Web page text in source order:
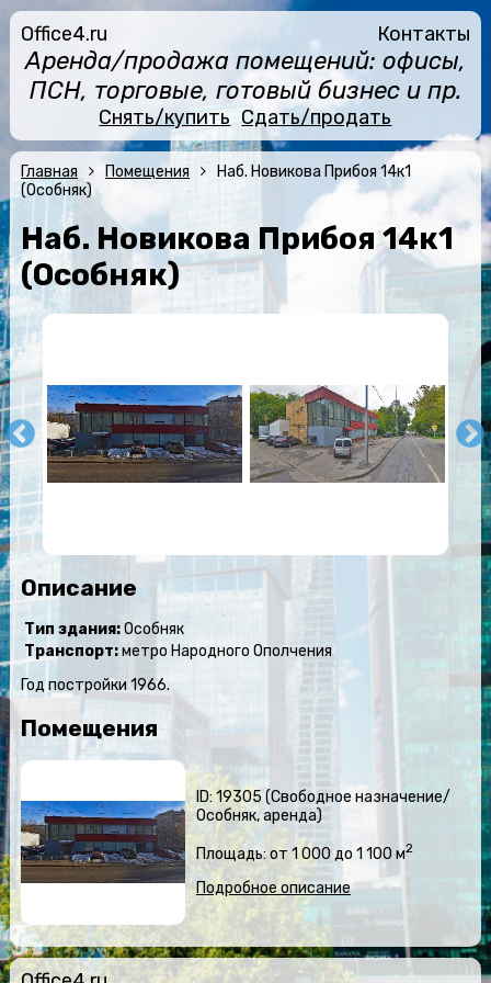
Office4.ru Контакты
Аренда/продажа помещений: офисы,
ПСН, торговые, готовый бизнес и пр.
Снять/купить Сдать/продать
Главная Помещения
Наб. Новикова Прибоя 14к1
(Особняк)
Наб. Новикова Прибоя 14к1
(Особняк)
Описание
Тип здания:Особняк
Транспорт:метро Народного Ополчения
Год постройки 1966.
Помещения
ID: 19305 (Свободное назначение/
Особняк, аренда)
Площадь: от 1 000 до 1 100 м2
Подробное описание